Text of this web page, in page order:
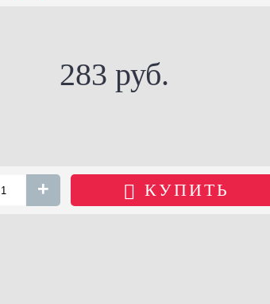
КУПИТЬ283 руб.
+ КУПИТЬ